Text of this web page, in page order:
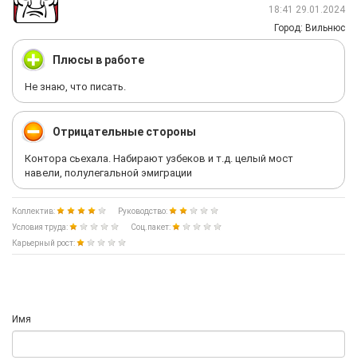
18:41 29.01.2024
Город: Вильнюс
Плюсы в работе
Не знаю, что писать.
Отрицательные стороны
Контора сьехала. Набирают узбеков и т.д. целый мост
навели, полулегальной эмиграции
Коллектив:
Руководство:
Условия труда:
Соц.пакет:
Карьерный рост:
Имя